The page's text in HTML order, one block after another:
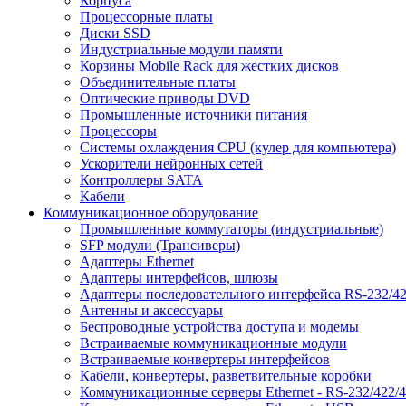
Процессорные платы
Диски SSD
Индустриальные модули памяти
Корзины Mobile Rack для жестких дисков
Объединительные платы
Оптические приводы DVD
Промышленные источники питания
Процессоры
Системы охлаждения CPU (кулер для компьютера)
Ускорители нейронных сетей
Контроллеры SATA
Кабели
Коммуникационное оборудование
Промышленные коммутаторы (индустриальные)
SFP модули (Трансиверы)
Адаптеры Ethernet
Адаптеры интерфейсов, шлюзы
Адаптеры последовательного интерфейса RS-232/
Антенны и аксессуары
Беспроводные устройства доступа и модемы
Встраиваемые коммуникационные модули
Встраиваемые конвертеры интерфейсов
Кабели, конвертеры, разветвительные коробки
Коммуникационные серверы Ethernet - RS-232/422/